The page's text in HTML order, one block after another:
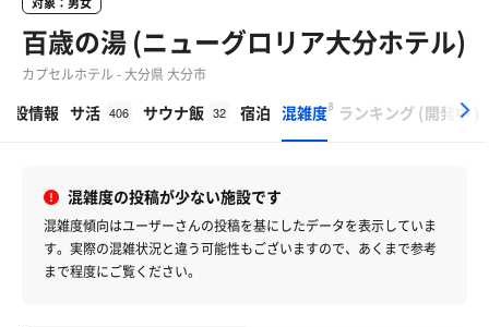
百歳の湯 (ニューグロリア大分ホテル)
カプセルホテル - 大分県 大分市
設情報 サ活 406 サウナ飯 32 宿泊 混雑度β ランキング (開発中
混雑度の投稿が少ない施設です
混雑度傾向はユーザーさんの投稿を基にしたデータを表示していま
す。 実際の混雑状況と違う可能性もございますので、あくまで参考
まで程度にご覧ください。